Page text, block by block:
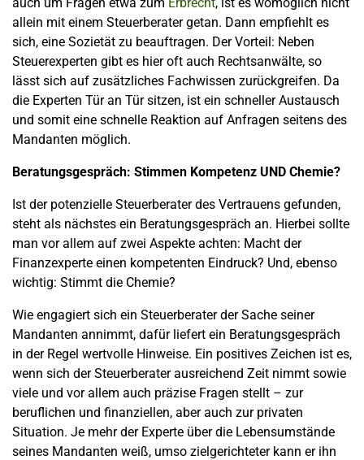
allein mit einem Steuerberater getan. Dann empfiehlt es
sich, eine Sozietät zu beauftragen. Der Vorteil: Neben
Steuerexperten gibt es hier oft auch Rechtsanwälte, so
lässt sich auf zusätzliches Fachwissen zurückgreifen. Da
die Experten Tür an Tür sitzen, ist ein schneller Austausch
und somit eine schnelle Reaktion auf Anfragen seitens des
Mandanten möglich.
Beratungsgespräch: Stimmen Kompetenz UND Chemie?
Ist der potenzielle Steuerberater des Vertrauens gefunden,
steht als nächstes ein Beratungsgespräch an. Hierbei sollte
man vor allem auf zwei Aspekte achten: Macht der
Finanzexperte einen kompetenten Eindruck? Und, ebenso
wichtig: Stimmt die Chemie?
Wie engagiert sich ein Steuerberater der Sache seiner
Mandanten annimmt, dafür liefert ein Beratungsgespräch
in der Regel wertvolle Hinweise. Ein positives Zeichen ist es,
wenn sich der Steuerberater ausreichend Zeit nimmt sowie
viele und vor allem auch präzise Fragen stellt – zur
beruflichen und finanziellen, aber auch zur privaten
Situation. Je mehr der Experte über die Lebensumstände
seines Mandanten weiß, umso zielgerichteter kann er ihn